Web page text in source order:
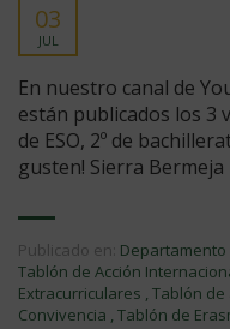
03
JUL
En nuestro canal de
están publicados los 3
de ESO, 2º de
gusten! Sierra Bermeja
Publicado en: Departamento
Tablón de Acción
Extracurriculares , Tablón
Convivencia , Tablón de